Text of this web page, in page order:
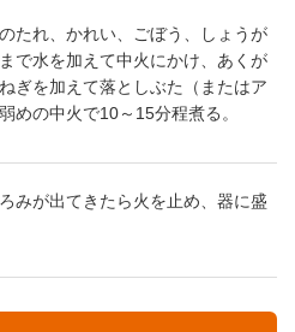
たれ、かれい、ごぼう、しょうが
で水を加えて中火にかけ、あくが
ぎを加えて落としぶた（またはア
めの中火で10～15分程煮る。
みが出てきたら火を止め、器に盛